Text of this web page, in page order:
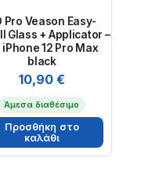
Pro Veason Easy-
Glass + Applicator –
12 Pro Max
black
10,90 €
Άμεσα διαθέσιμο
Προσθήκη στο
καλάθι